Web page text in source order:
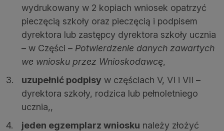
wydrukowany w 2 kopiach wniosek opatrzyć
pieczęcią szkoły oraz pieczęcią i podpisem
dyrektora lub zastępcy dyrektora szkoły ucznia
– w Części – Potwierdzenie danych zawartych
we wniosku przez Wnioskodawcę,
uzupełnić podpisy w częściach V, VI i VII –
dyrektora szkoły, rodzica lub pełnoletniego
ucznia,,
jeden egzemplarz wniosku należy złożyć